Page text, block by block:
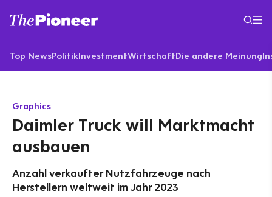
Top NewsPolitikInvestmentWirtschaftDie andere Meinung
Graphics
Daimler Truck will Marktmacht
ausbauen
Anzahl verkaufter Nutzfahrzeuge nach
Herstellern weltweit im Jahr 2023